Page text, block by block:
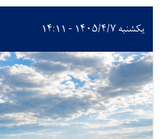
یکشنبه ۱۴۰۵/۴/۷ - ۱۴:۱۱